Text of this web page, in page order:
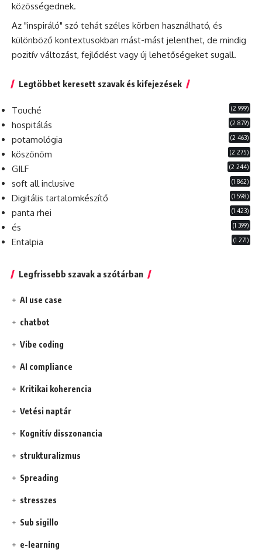
közösségednek.
Az "inspiráló" szó tehát széles körben használható, és
különböző kontextusokban mást-mást jelenthet, de mindig
pozitív változást, fejlődést vagy új lehetőségeket sugall.
Legtöbbet keresett szavak és kifejezések
Touché (2 999)
hospitálás (2 879)
potamológia (2 463)
köszönöm (2 275)
GILF (2 244)
soft all inclusive (1 862)
Digitális tartalomkészítő (1 598)
panta rhei (1 423)
és (1 399)
Entalpia (1 271)
Legfrissebb szavak a szótárban
AI use case
chatbot
Vibe coding
AI compliance
Kritikai koherencia
Vetési naptár
Kognitív disszonancia
strukturalizmus
Spreading
stresszes
Sub sigillo
e-learning